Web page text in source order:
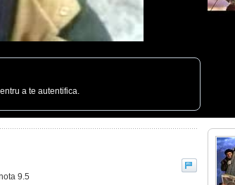
a te autentifica.
9.5